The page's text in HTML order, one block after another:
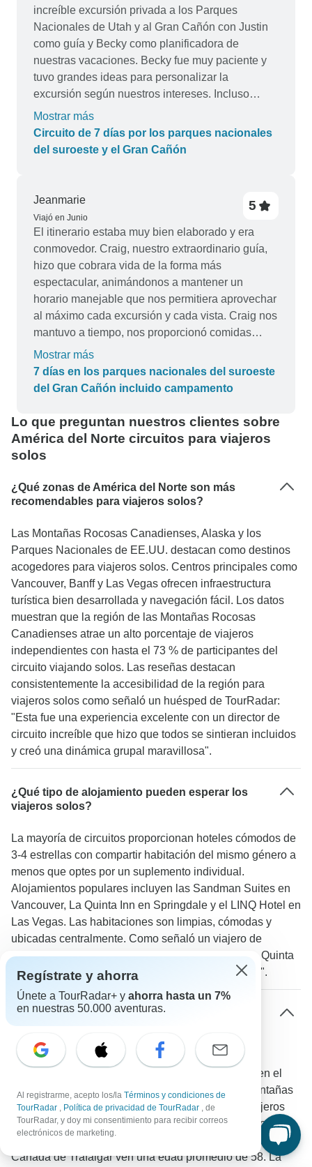
increíble excursión privada a los Parques
Nacionales de Utah y al Gran Cañón con Justin
como guía y Becky como planificadora de
nuestras vacaciones. Becky fue muy paciente y
tuvo grandes ideas para personalizar la
excursión según nuestros intereses. Incluso
incluyó un lugar con huellas de dinosaurio para
la niña de 10 años a la que le encantan los
dinosaurios, ¡todo un éxito! Justin fue el guía
increíble y su narración fascinante. En las raras
ocasiones en que le hicimos una pregunta cuya
respuesta desconocía, siempre buscó la
respuesta. Además, ¡se portó genial con los
niños! Consiguió lo que creíamos imposible: ir
todos los días en la furgoneta sin que los niños
de 10 y 13 años dijeran ni una sola vez "me
aburro". Entre nuestras alergias alimentarias y
nuestros problemas de movilidad, planteamos a
optimista. Tuvimos maravillosas experiencias de
senderismo con vistas excepcionales en cada
parque: para cada parque, nos recomendó
nosotros, basadas en nuestras capacidades
físicas/movilidad. La compra de nuestros
almuerzos de picnic diarios requirió mucho de su
alimentos: se lució con sus sabrosas selecciones
recomendaciones para la cena de cada noche
fueron estupendas. Comer pizza con delicioso
queso sin lácteos mientras veíamos la puesta de
sol en el Gran Cañón fue un recuerdo fantástico.
Recomendamos encarecidamente a Justin y a
Bindlestiff Tours, y sin duda volveríamos a viajar
con Justin.
Mostrar más
Circuito de 7 días por los parques nacionales
del suroeste y el Gran Cañón
Jeanmarie
Viajó en Junio
5
El itinerario estaba muy bien elaborado y era
conmovedor. Craig, nuestro extraordinario guía,
hizo que cobrara vida de la forma más
espectacular, animándonos a mantener un
horario manejable que nos permitiera aprovechar
al máximo cada excursión y cada vista. Craig nos
mantuvo a tiempo, nos proporcionó comidas
excepcionales no sólo cocinadas
maravillosamente sino con una presentación muy
agradable y de buen gusto. Este viaje me cambió
Mostrar más
7 días en los parques nacionales del suroeste
del Gran Cañón incluido campamento
Lo que preguntan nuestros clientes sobre
América del Norte circuitos para viajeros
solos
¿Qué zonas de América del Norte son más
recomendables para viajeros solos?
Las Montañas Rocosas Canadienses, Alaska y los
Parques Nacionales de EE.UU. destacan como destinos
acogedores para viajeros solos. Centros principales como
Vancouver, Banff y Las Vegas ofrecen infraestructura
turística bien desarrollada y navegación fácil. Los datos
muestran que la región de las Montañas Rocosas
Canadienses atrae un alto porcentaje de viajeros
independientes con hasta el 73 % de participantes del
circuito viajando solos. Las reseñas destacan
consistentemente la accesibilidad de la región para
viajeros solos como señaló un huésped de TourRadar:
"Esta fue una experiencia excelente con un director de
circuito increíble que hizo que todos se sintieran incluidos
y creó una dinámica grupal maravillosa".
¿Qué tipo de alojamiento pueden esperar los
viajeros solos?
La mayoría de circuitos proporcionan hoteles cómodos de
3-4 estrellas con compartir habitación del mismo género a
menos que optes por un suplemento individual.
Alojamientos populares incluyen las Sandman Suites en
Vancouver, La Quinta Inn en Springdale y el LINQ Hotel en
Las Vegas. Las habitaciones son limpias, cómodas y
ubicadas centralmente. Como señaló un viajero de
TourRadar: "Los alojamientos usualmente eran La Quinta
y cada día teníamos algo genial planeado para ver".
¿Cuál es la composición típica del grupo para
Norte?
El rango de edad varía significativamente basado en el
estilo del circuito y destino. Los circuitos de las Montañas
Rocosas Canadienses de G Adventures atraen viajeros
solos más jóvenes de 18-39 años con una edad promedio
de 29. Mientras tanto, los circuitos de las Rocosas de
Canadá de Trafalgar ven una edad promedio de 58. La
Regístrate y ahorra
Únete a TourRadar+ y ahorra hasta un 7%
en nuestras 50.000 aventuras.
Al registrarme, acepto los/la Términos y condiciones de
TourRadar , Política de privacidad de TourRadar , de
TourRadar, y doy mi consentimiento para recibir correos
electrónicos de marketing.